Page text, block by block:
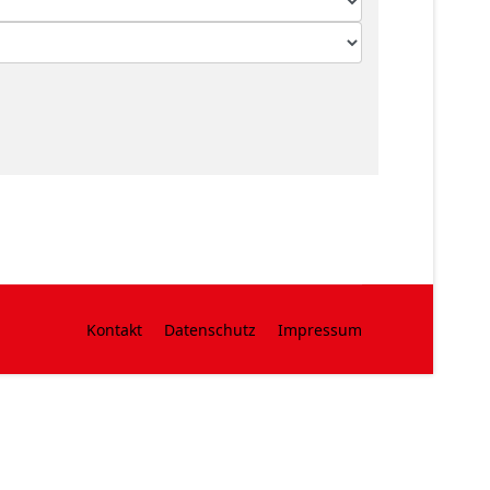
Kontakt Datenschutz Impressum